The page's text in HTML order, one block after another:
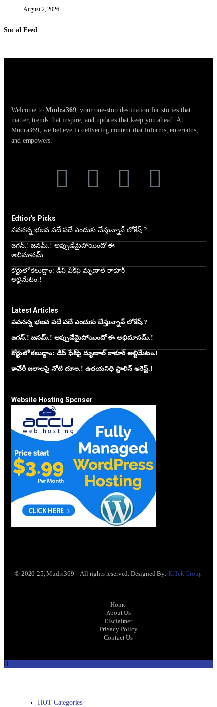
August 2, 2026
Social Feed
Welcome to Mudra369, your one-stop destination for stories that
matter, trends that inspire, and updates that keep you ahead. At
Mudra369, we believe in delivering content that informs, entertains,
and empowers.
Edtior's Picks
పవనన్న భజన పదే పదే ఎందుకు చేస్తున్నావ్ లోకేష్.?
జగన్.! జనమ్.! అప్పుడేమైపోయిందో ఈ
అభిమానమ్.!
కోర్టులో కలుద్దాం: డీప్ ఫేక్‌పై మృణాల్ ఠాకూర్
అల్టిమేటం.!
Latest Articles
పవనన్న భజన పదే పదే ఎందుకు చేస్తున్నావ్ లోకేష్.?
జగన్.! జనమ్.! అప్పుడేమైపోయిందో ఈ అభిమానమ్.!
కోర్టులో కలుద్దాం: డీప్ ఫేక్‌పై మృణాల్ ఠాకూర్ అల్టిమేటం.!
కావేరీ జలాలపై నోటి దూల.! ఉదయనిధి స్టాలిన్ అరెస్ట్.!
Website Hosting Sponser
© 2020-25, Mudra369 – All rights reserved. Designed By: KiTek Group
Home
About Us
Disclaimer
Privacy Policy
Contact Us
HOT Categories